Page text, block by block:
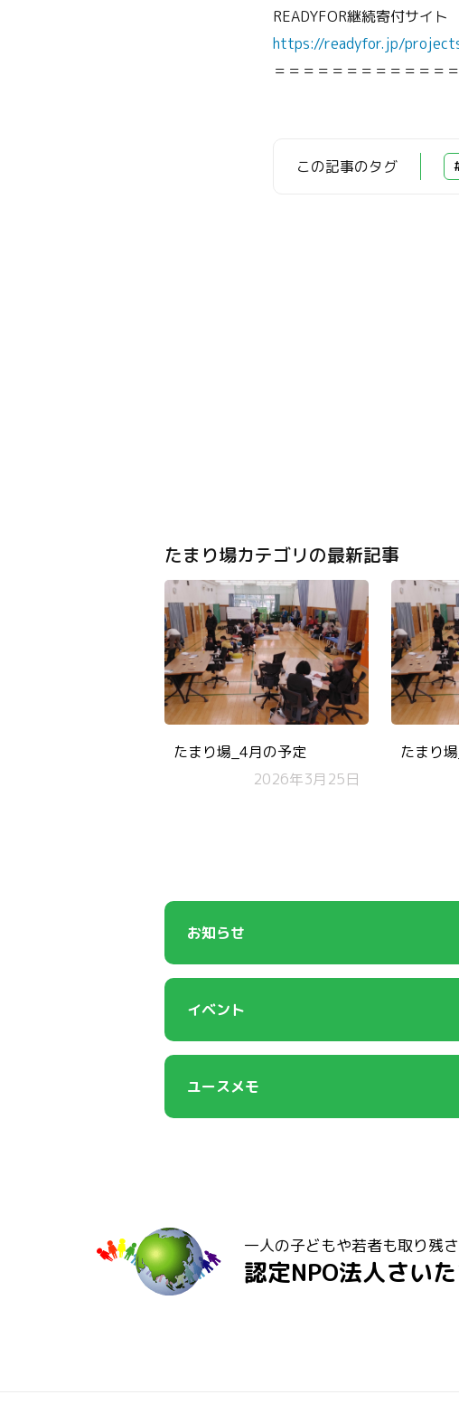
READYFOR継続寄付サイト
https://readyfor.jp/
＝＝＝＝＝＝＝＝＝＝＝＝
この記事のタグ
たまり場カテゴリの最新記事
たまり場_4月の予定
2026年3月25日
たまり
お知らせ
イベント
ユースメモ
一人の子どもや若者も取り残
認定NPO法人さい